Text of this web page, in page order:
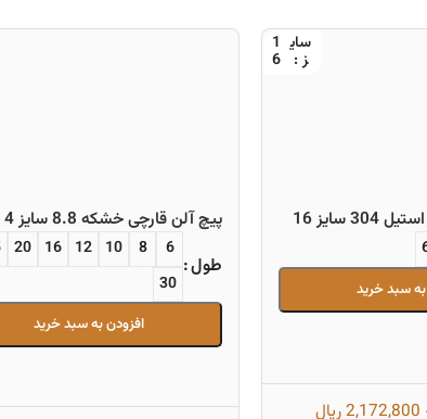
1
6
سایز 16
سبد خرید
2,172,800ریال
پیچ آلن قارچی خشکه 8.8 سایز 4
طول
6
8
10
12
16
20
30
افزودن به سبد خرید